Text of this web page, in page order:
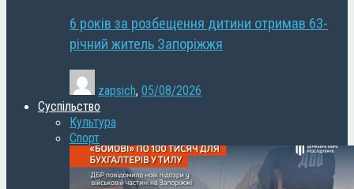
6 років за розбещення дитини отримав 63-
річний житель Запоріжжя
zapsich, 05/08/2026
Суспільство
Культура
Спорт